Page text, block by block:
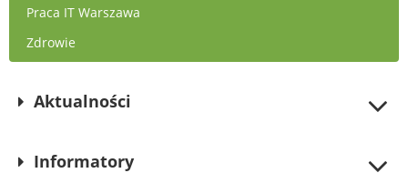
Praca IT Warszawa
Zdrowie
Aktualności
Informatory